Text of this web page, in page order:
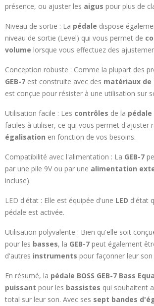
présence, ou ajuster les aigus pour plus de
Niveau de sortie : La pédale dispose
niveau de sortie (Level) qui vous permet de
volume lorsque vous effectuez des
Conception robuste : Comme la plupart des
GEB-7 est construite avec des matériaux
est conçue pour résister à une utilisation sur
Utilisation facile : Les contrôles de la pédale
faciles à utiliser, ce qui vous permet d'ajuster
égalisation en fonction de vos besoins.
Compatibilité avec l'alimentation : La GEB-7
par une pile 9V ou par une alimentation
incluse).
LED d'état : Elle est équipée d'une LED d'état
pédale est activée.
Utilisation polyvalente : Bien qu'elle soit
pour les basses, la GEB-7 peut également
d'autres instruments pour façonner leur
En résumé, la pédale BOSS GEB-7 Bass
puissant pour les bassistes qui souhaitent
total sur leur son. Avec ses sept bandes